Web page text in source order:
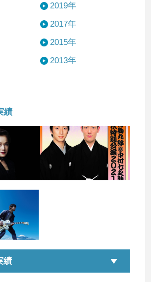
2019年
2017年
2015年
2013年
績
績